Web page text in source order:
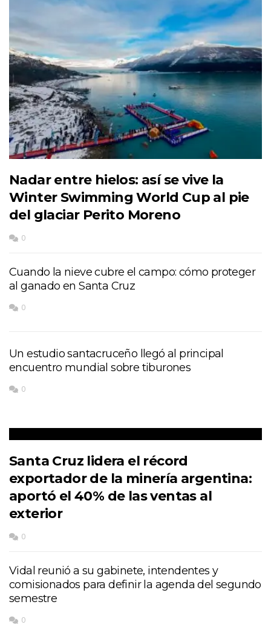
Nadar entre hielos: así se vive la
Winter Swimming World Cup al pie
del glaciar Perito Moreno
0
Cuando la nieve cubre el campo: cómo proteger
al ganado en Santa Cruz
0
Un estudio santacruceño llegó al principal
encuentro mundial sobre tiburones
0
Santa Cruz lidera el récord
exportador de la minería argentina:
aportó el 40% de las ventas al
exterior
0
Vidal reunió a su gabinete, intendentes y
comisionados para definir la agenda del segundo
semestre
0